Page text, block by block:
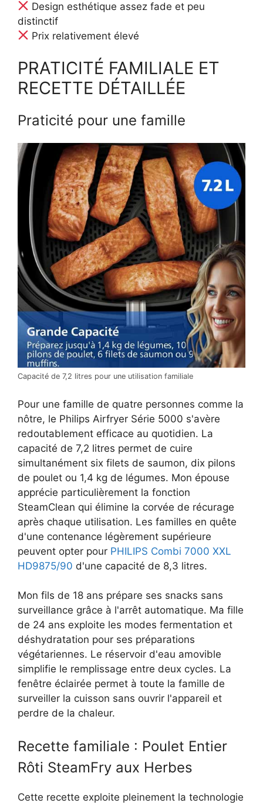
Design esthétique assez fade et peu
distinctif
Prix relativement élevé
PRATICITÉ FAMILIALE ET
RECETTE DÉTAILLÉE
Praticité pour une famille
Capacité de 7,2 litres pour une utilisation familiale
Pour une famille de quatre personnes comme la
nôtre, le Philips Airfryer Série 5000 s'avère
redoutablement efficace au quotidien. La
capacité de 7,2 litres permet de cuire
simultanément six filets de saumon, dix pilons
de poulet ou 1,4 kg de légumes. Mon épouse
apprécie particulièrement la fonction
SteamClean qui élimine la corvée de récurage
après chaque utilisation. Les familles en quête
d'une contenance légèrement supérieure
peuvent opter pour PHILIPS Combi 7000 XXL
HD9875/90 d'une capacité de 8,3 litres.
Mon fils de 18 ans prépare ses snacks sans
surveillance grâce à l'arrêt automatique. Ma fille
de 24 ans exploite les modes fermentation et
déshydratation pour ses préparations
végétariennes. Le réservoir d'eau amovible
simplifie le remplissage entre deux cycles. La
fenêtre éclairée permet à toute la famille de
surveiller la cuisson sans ouvrir l'appareil et
perdre de la chaleur.
Recette familiale : Poulet Entier
Rôti SteamFry aux Herbes
Cette recette exploite pleinement la technologie